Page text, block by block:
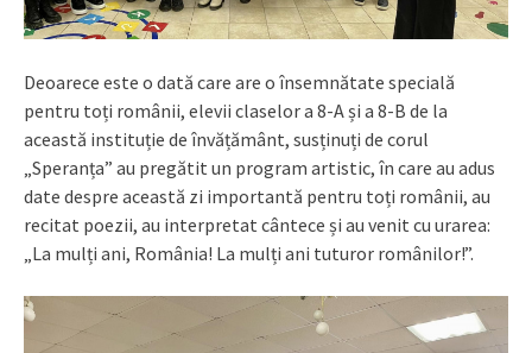
Deoarece este o dată care are o însemnătate specială
pentru toți românii, elevii claselor a 8-A și a 8-B de la
această instituție de învățământ, susținuți de corul
„Speranța” au pregătit un program artistic, în care au adus
date despre această zi importantă pentru toți românii, au
recitat poezii, au interpretat cântece și au venit cu urarea:
„La mulți ani, România! La mulți ani tuturor românilor!”.